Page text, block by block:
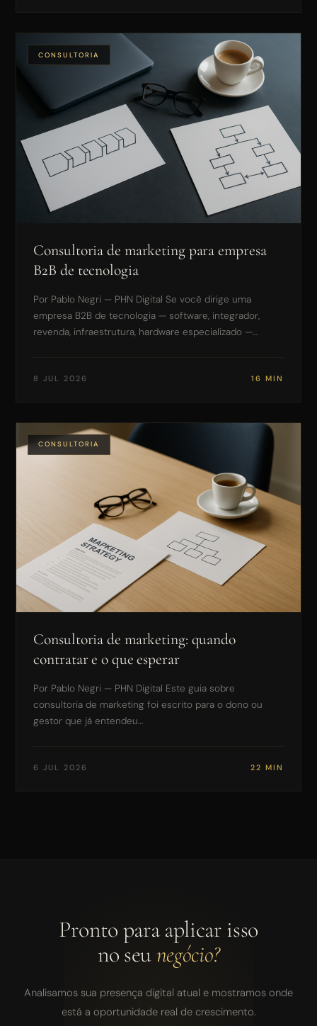
CONSULTORIA
Consultoria de marketing para empresa
B2B de tecnologia
Por Pablo Negri — PHN Digital Se você dirige uma
empresa B2B de tecnologia — software, integrador,
revenda, infraestrutura, hardware especializado —…
8 JUL 2026 16 MIN
CONSULTORIA
Consultoria de marketing: quando
contratar e o que esperar
Por Pablo Negri — PHN Digital Este guia sobre
consultoria de marketing foi escrito para o dono ou
gestor que já entendeu…
6 JUL 2026 22 MIN
Pronto para aplicar isso
no seunegócio?
Analisamos sua presença digital atual e mostramos onde
está a oportunidade real de crescimento.